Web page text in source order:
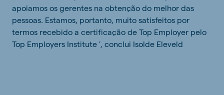
apoiamos os gerentes na obtenção do melhor das
pessoas. Estamos, portanto, muito satisfeitos por
termos recebido a certificação de Top Employer pelo
Top Employers Institute ', conclui Isolde Eleveld